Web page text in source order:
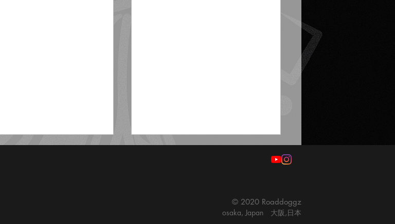
© 2020 Roaddoggz
osaka, Japan 大阪,日本